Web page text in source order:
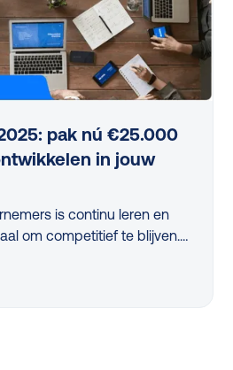
je organisatie.
pak nú €25.000
in jouw
is continu leren en
om competitief te blijven.
hoe pak je dit slim aan?